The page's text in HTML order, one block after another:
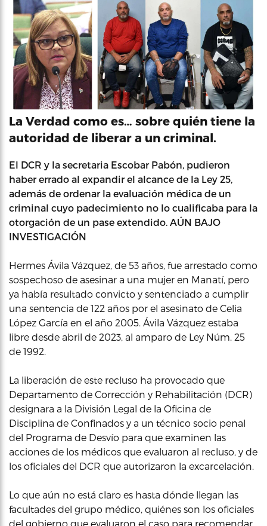
La Verdad como es… sobre quién tiene la
autoridad de liberar a un criminal.
El DCR y la secretaria Escobar Pabón, pudieron
haber errado al expandir el alcance de la Ley 25,
además de ordenar la evaluación médica de un
criminal cuyo padecimiento no lo cualificaba para la
otorgación de un pase extendido. AÚN BAJO
INVESTIGACIÓN
Hermes Ávila Vázquez, de 53 años, fue arrestado como
sospechoso de asesinar a una mujer en Manatí, pero
ya había resultado convicto y sentenciado a cumplir
una sentencia de 122 años por el asesinato de Celia
López García en el año 2005. Ávila Vázquez estaba
libre desde abril de 2023, al amparo de Ley Núm. 25
de 1992.
La liberación de este recluso ha provocado que
Departamento de Corrección y Rehabilitación (DCR)
designara a la División Legal de la Oficina de
Disciplina de Confinados y a un técnico socio penal
del Programa de Desvío para que examinen las
acciones de los médicos que evaluaron al recluso, y de
los oficiales del DCR que autorizaron la excarcelación.
Lo que aún no está claro es hasta dónde llegan las
facultades del grupo médico, quiénes son los oficiales
del gobierno que evaluaron el caso para recomendar